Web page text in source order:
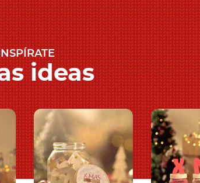
ideas